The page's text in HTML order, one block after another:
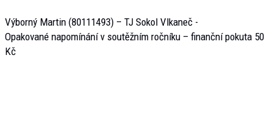
Výborný Martin (80111493) – TJ Sokol Vlkaneč -
Opakované napomínání v soutěžním ročníku – finanční pokuta 50
Kč